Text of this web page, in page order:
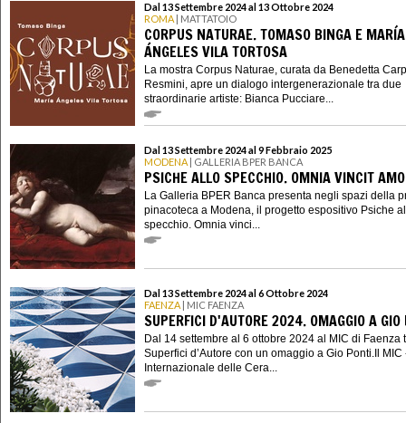
Dal 13 Settembre 2024 al 13 Ottobre 2024
ROMA | MATTATOIO
CORPUS NATURAE. TOMASO BINGA E MARÍA
ÁNGELES VILA TORTOSA
La mostra Corpus Naturae, curata da Benedetta
Resmini, apre un dialogo intergenerazionale tra due
straordinarie artiste: Bianca Pucciare...
Dal 13 Settembre 2024 al 9 Febbraio 2025
MODENA | GALLERIA BPER BANCA
PSICHE ALLO SPECCHIO. OMNIA VINCIT
La Galleria BPER Banca presenta negli spazi della
pinacoteca a Modena, il progetto espositivo Psiche
specchio. Omnia vinci...
Dal 13 Settembre 2024 al 6 Ottobre 2024
FAENZA | MIC FAENZA
SUPERFICI D'AUTORE 2024. OMAGGIO A GIO
Dal 14 settembre al 6 ottobre 2024 al MIC di Faenza
Superfici d’Autore con un omaggio a Gio Ponti.Il MIC
Internazionale delle Cera...